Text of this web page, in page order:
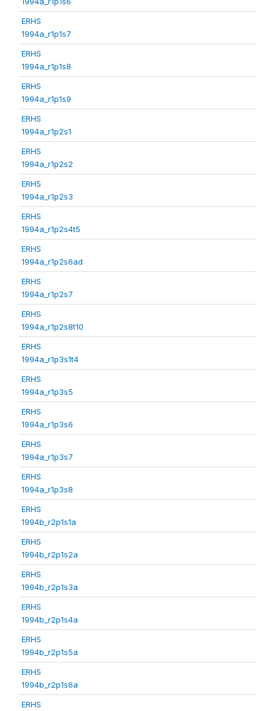
ERHS
1994a_r1p1s7
ERHS
1994a_r1p1s8
ERHS
1994a_r1p1s9
ERHS
1994a_r1p2s1
ERHS
1994a_r1p2s2
ERHS
1994a_r1p2s3
ERHS
1994a_r1p2s4t5
ERHS
1994a_r1p2s6ad
ERHS
1994a_r1p2s7
ERHS
1994a_r1p2s8t10
ERHS
1994a_r1p3s1t4
ERHS
1994a_r1p3s5
ERHS
1994a_r1p3s6
ERHS
1994a_r1p3s7
ERHS
1994a_r1p3s8
ERHS
1994b_r2p1s1a
ERHS
1994b_r2p1s2a
ERHS
1994b_r2p1s3a
ERHS
1994b_r2p1s4a
ERHS
1994b_r2p1s5a
ERHS
1994b_r2p1s6a
ERHS